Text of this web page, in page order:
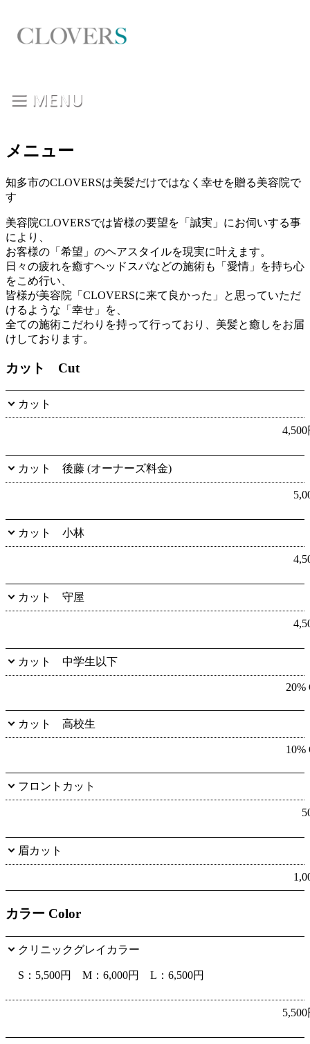
メニュー
知多市のCLOVERSは美髪だけではなく幸せを贈る美容院で
す
美容院CLOVERSでは皆様の要望を「誠実」にお伺いする事
により、
お客様の「希望」のヘアスタイルを現実に叶えます。
日々の疲れを癒すヘッドスパなどの施術も「愛情」を持ち心
をこめ行い、
皆様が美容院「CLOVERSに来て良かった」と思っていただ
けるような「幸せ」を、
全ての施術こだわりを持って行っており、美髪と癒しをお届
けしております。
カット Cut
カット
カット 後藤 (オーナーズ料金)
カット 小林
カット 守屋
カット 中学生以下
20%
カット 高校生
10%
フロントカット
眉カット
カラー Color
クリニックグレイカラー
S：5,500円 M：6,000円 L：6,500円